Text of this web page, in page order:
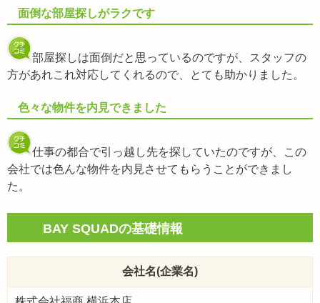
面倒な部屋探しがラクです
部屋探しは面倒だと思っているのですが、スタッフの
方があれこれ対応してくれるので、とても助かりました。
色々な物件を内見できました
仕事の都合で引っ越し先を探していたのですが、この
会社では色んな物件を内見させてもらうことができまし
た。
BAY SQUADの基礎情報
会社名(企業名)